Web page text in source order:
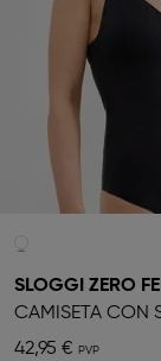
SLOGGI ZERO
42,95 €